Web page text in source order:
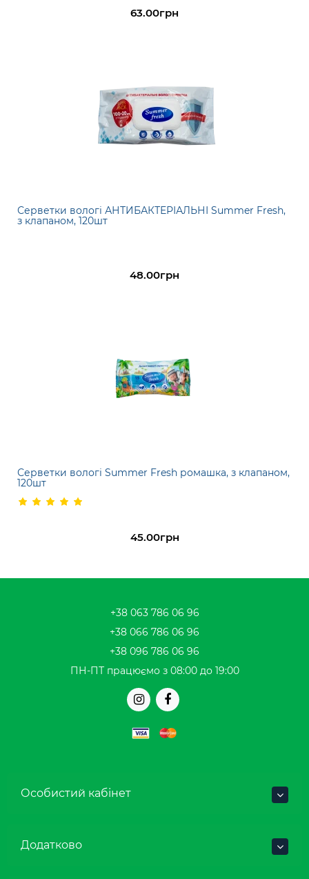
63.00грн
Серветки вологі АНТИБАКТЕРІАЛЬНІ Summer Fresh,
з клапаном, 120шт
48.00грн
Серветки вологі Summer Fresh ромашка, з клапаном,
120шт
45.00грн
+38 063 786 06 96
+38 066 786 06 96
+38 096 786 06 96
ПН-ПТ працюємо з 08:00 до 19:00
Особистий кабінет
Додатково